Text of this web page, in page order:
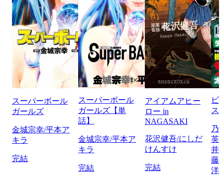
スーパーボール
ガールズ
金城宗幸/平本ア
キラ
完結
スーパーボール
ガールズ【単
話】
金城宗幸/平本ア
キラ
完結
アイアムアヒー
ロー in
NAGASAKI
花沢健吾/にしだ
けんすけ
完結
ビ
ス
乃
英
井
藤
洋/